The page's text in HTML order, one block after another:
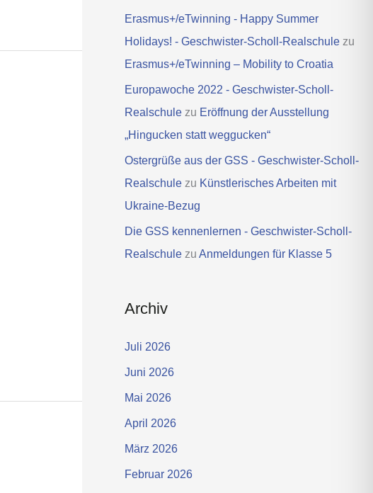
Erasmus+/eTwinning - Happy Summer
Holidays! - Geschwister-Scholl-Realschulezu
Erasmus+/eTwinning – Mobility to Croatia
Europawoche 2022 - Geschwister-Scholl-
Realschulezu Eröffnung der Ausstellung
„Hingucken statt weggucken“
Ostergrüße aus der GSS - Geschwister-Scholl-
Realschulezu Künstlerisches Arbeiten mit
Ukraine-Bezug
Die GSS kennenlernen - Geschwister-Scholl-
Realschulezu Anmeldungen für Klasse 5
Archiv
Juli 2026
Juni 2026
Mai 2026
April 2026
März 2026
Februar 2026